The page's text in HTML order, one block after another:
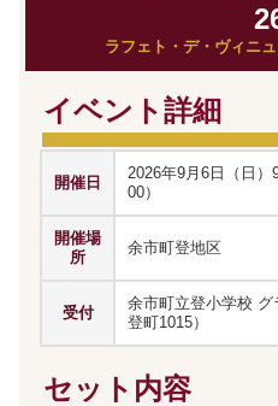
ラフェト・デ・ヴィニ
イベント詳細
開催日
2026年9月6日（日）
00）
開催場
所
余市町登地区
受付
余市町立登小学校
登町1015）
セット内容